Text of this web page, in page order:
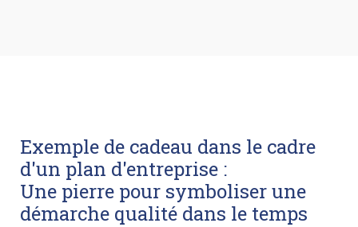
Exemple de cadeau dans le cadre
d'un plan d'entreprise :
Une pierre pour symboliser une
démarche qualité dans le temps